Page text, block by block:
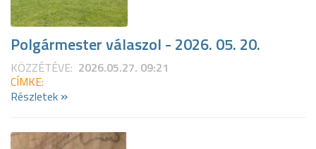
Polgármester válaszol - 2026. 05. 20.
KÖZZÉTÉVE: 2026.05.27. 09:21
CÍMKE:
Részletek »